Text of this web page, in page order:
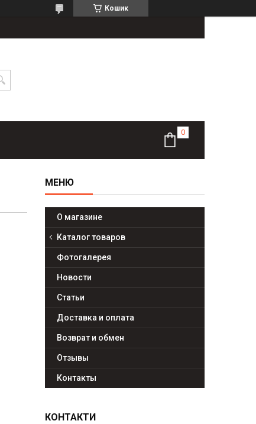
Кошик
О магазине
Каталог товаров
Фотогалерея
Новости
Статьи
Доставка и оплата
Возврат и обмен
Отзывы
Контакты
КОНТАКТИ